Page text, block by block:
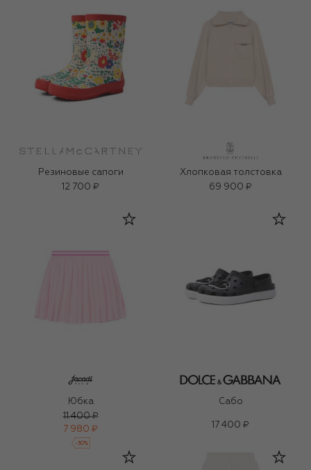
Резиновые сапоги
12 700 ₽
Хлопковая толстовка
69 900 ₽
Юбка
11 400 ₽
7 980 ₽
-30%
Сабо
17 400 ₽